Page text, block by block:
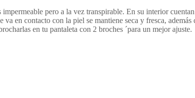
pero a la vez transpirable. En su interior
en contacto con la piel se mantiene seca y fresca,
en tu pantaleta con 2 broches ´para un mejor ajuste.